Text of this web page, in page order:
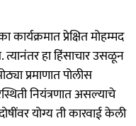
प्रेक्षित मोहम्मद
त्यानंतर हा हिंसाचार उसळून
प्रमाणात पोलीस
नियंत्रणात असल्याचे
योग्य ती कारवाई केली